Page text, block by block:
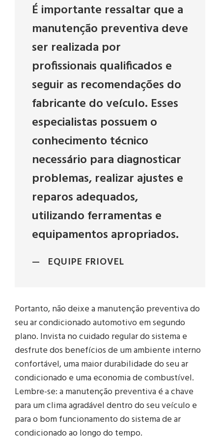
É importante ressaltar que a
manutenção preventiva deve
ser realizada por
profissionais qualificados e
seguir as recomendações do
fabricante do veículo. Esses
especialistas possuem o
conhecimento técnico
necessário para diagnosticar
problemas, realizar ajustes e
reparos adequados,
utilizando ferramentas e
equipamentos apropriados.
EQUIPE FRIOVEL
Portanto, não deixe a manutenção preventiva do
seu ar condicionado automotivo em segundo
plano. Invista no cuidado regular do sistema e
desfrute dos benefícios de um ambiente interno
confortável, uma maior durabilidade do seu ar
condicionado e uma economia de combustível.
Lembre-se: a manutenção preventiva é a chave
para um clima agradável dentro do seu veículo e
para o bom funcionamento do sistema de ar
condicionado ao longo do tempo.